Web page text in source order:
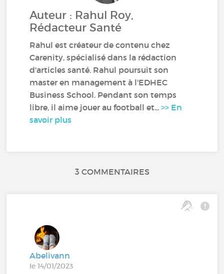
Auteur : Rahul Roy,
Rédacteur Santé
Rahul est créateur de contenu chez
Carenity, spécialisé dans la rédaction
d'articles santé. Rahul poursuit son
master en management à l'EDHEC
Business School. Pendant son temps
libre, il aime jouer au football et...>> En
savoir plus
3 COMMENTAIRES
Abelivann
le 14/01/2023